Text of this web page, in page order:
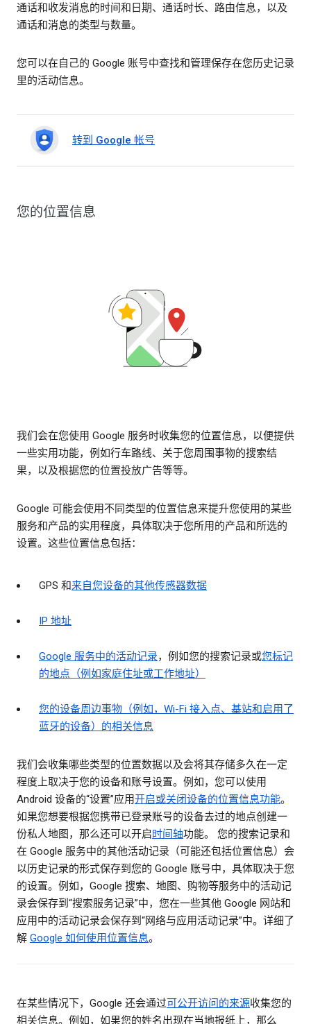
通话和收发消息的时间和日期、通话时长、路由信息，以及
通话和消息的类型与数量。
您可以在自己的 Google 账号中查找和管理保存在您历史记录
里的活动信息。
转到 Google 帐号
您的位置信息
我们会在您使用 Google 服务时收集您的位置信息，以便提供
一些实用功能，例如行车路线、关于您周围事物的搜索结
果，以及根据您的位置投放广告等等。
Google 可能会使用不同类型的位置信息来提升您使用的某些
服务和产品的实用程度，具体取决于您所用的产品和所选的
设置。这些位置信息包括：
GPS 和来自您设备的其他传感器数据
IP 地址
Google 服务中的活动记录，例如您的搜索记录或您标记
的地点（例如家庭住址或工作地址）
您的设备周边事物（例如，Wi-Fi 接入点、基站和启用了
蓝牙的设备）的相关信息
我们会收集哪些类型的位置数据以及会将其存储多久在一定
程度上取决于您的设备和账号设置。例如，您可以使用
Android 设备的“设置”应用开启或关闭设备的位置信息功能。
如果您想要根据您携带已登录账号的设备去过的地点创建一
份私人地图，那么还可以开启时间轴功能。 您的搜索记录和
在 Google 服务中的其他活动记录（可能还包括位置信息）会
以历史记录的形式保存到您的 Google 账号中，具体取决于您
的设置。例如，Google 搜索、地图、购物等服务中的活动记
录会保存到“搜索服务记录”中，您在一些其他 Google 网站和
应用中的活动记录会保存到“网络与应用活动记录”中。详细了
解 Google 如何使用位置信息。
在某些情况下，Google 还会通过可公开访问的来源收集您的
相关信息。例如，如果您的姓名出现在当地报纸上，那么